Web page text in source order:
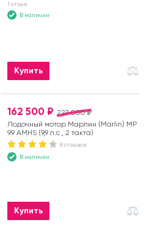
1 отзыв
В наличии
Купить
227 000 ₽
162 500 ₽
Лодочный мотор Марлин (Marlin) MP
9.9 AMHS (9,9 л.с., 2 такта)
8 отзывов
В наличии
Купить